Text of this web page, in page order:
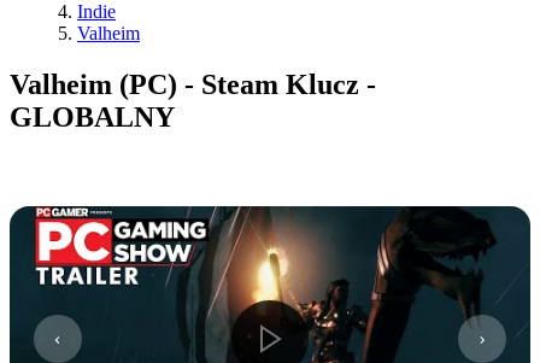
Indie
Valheim
Valheim (PC) - Steam Klucz -
GLOBALNY